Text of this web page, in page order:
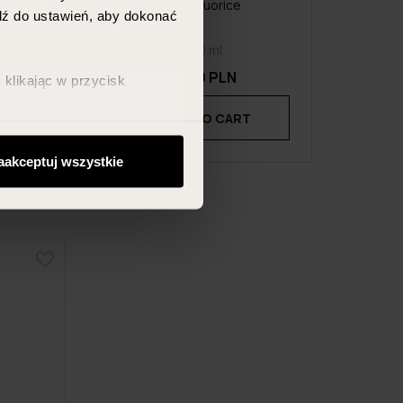
do ustawień, aby dokonać
klikając w przycisk
wszystkie
hair, liquorice
400 ml
20.99 PLN
ADD TO CART